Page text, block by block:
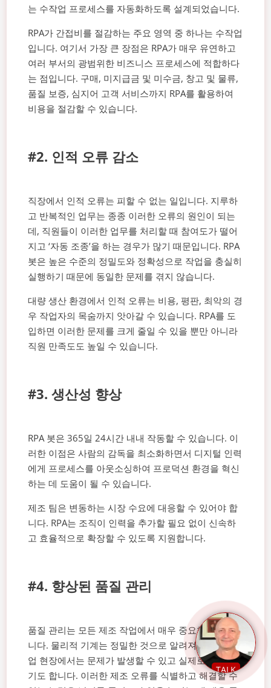
는 수작업 프로세스를 자동화하도록 설계되었습니다.
RPA가 간접비를 절감하는 주요 영역 중 하나는 수작업
입니다. 여기서 가장 큰 장점은 RPA가 매우 유연하고
여러 부서의 광범위한 비즈니스 프로세스에 적합하다
는 점입니다. 구매, 미지급금 및 미수금, 창고 및 물류,
품질 보증, 심지어 고객 서비스까지 RPA를 활용하여
비용을 절감할 수 있습니다.
#2. 인적 오류 감소
직장에서 인적 오류는 피할 수 없는 일입니다. 지루하
고 반복적인 업무는 종종 이러한 오류의 원인이 되는
데, 직원들이 이러한 업무를 처리할 때 참여도가 떨어
지고 ‘자동 조종’을 하는 경우가 많기 때문입니다. RPA
봇은 높은 수준의 정밀도와 정확성으로 작업을 충실히
실행하기 때문에 동일한 문제를 겪지 않습니다.
대량 생산 환경에서 인적 오류는 비용, 평판, 최악의 경
우 작업자의 목숨까지 앗아갈 수 있습니다. RPA를 도
입하면 이러한 문제를 크게 줄일 수 있을 뿐만 아니라
직원 만족도도 높일 수 있습니다.
#3. 생산성 향상
RPA 봇은 365일 24시간 내내 작동할 수 있습니다. 이
러한 이점은 사람의 감독을 최소화하면서 디지털 인력
에게 프로세스를 아웃소싱하여 프로덕션 환경을 혁신
하는 데 도움이 될 수 있습니다.
제조 팀은 변동하는 시장 수요에 대응할 수 있어야 합
니다. RPA는 조직이 인력을 추가할 필요 없이 신속하
고 효율적으로 확장할 수 있도록 지원합니다.
#4. 향상된 품질 관리
품질 관리는 모든 제조 작업에서 매우 중요한 부분입
니다. 물리적 기계는 정밀한 것으로 알려져 있지만, 작
업 현장에서는 문제가 발생할 수 있고 실제로 발생하
기도 합니다. 이러한 제조 오류를 식별하고 해결할 수
TALK